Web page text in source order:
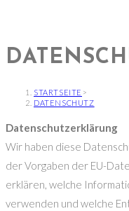
STARTSEITE >
DATENSCHUTZ
Datenschutzerklärung
Wir haben diese
der Vorgaben der EU-
erklären, welche
verwenden und welche